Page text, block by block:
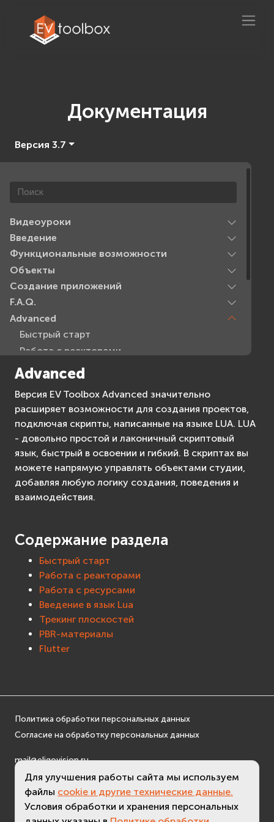
Документация
Версия 3.7
Видеоуроки
Введение
Функциональные возможности
Объекты
Создание приложений
F.A.Q.
Advanced
Быстрый старт
Работа с реакторами
Работа с ресурсами
Трекинг плоскостей
PBR-материалы
Flutter
Advanced API Reference
Advanced
Версия EV Toolbox Advanced значительно
расширяет возможности для создания проектов,
подключая скрипты, написанные на языке LUA. LUA
- довольно простой и лаконичный скриптовый
язык, быстрый в освоении и гибкий. В скриптах вы
можете напрямую управлять объектами студии,
добавляя любую логику создания, поведения и
взаимодействия.
Содержание раздела
Быстрый старт
Работа с реакторами
Работа с ресурсами
Введение в язык Lua
Трекинг плоскостей
PBR-материалы
Flutter
Политика обработки персональных данных
Согласие на обработку персональных данных
mail@eligovision.ru
+7 (495) 740 08 16
© ООО "ЭлигоВижн", 2005-2026
Для улучшения работы сайта мы используем
файлы cookie и другие технические данные.
Условия обработки и хранения персональных